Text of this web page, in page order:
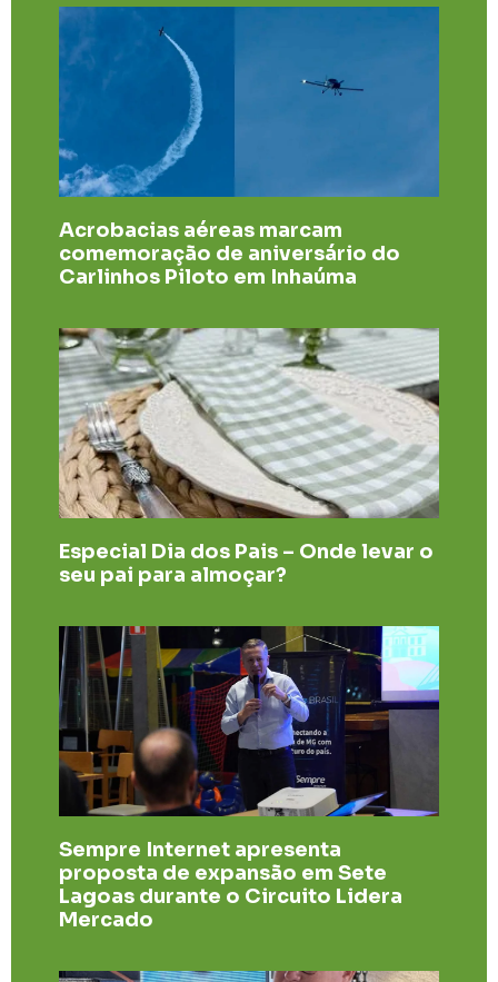
Acrobacias aéreas marcam
comemoração de aniversário do
Carlinhos Piloto em Inhaúma
Especial Dia dos Pais – Onde levar o
seu pai para almoçar?
Sempre Internet apresenta
proposta de expansão em Sete
Lagoas durante o Circuito Lidera
Mercado